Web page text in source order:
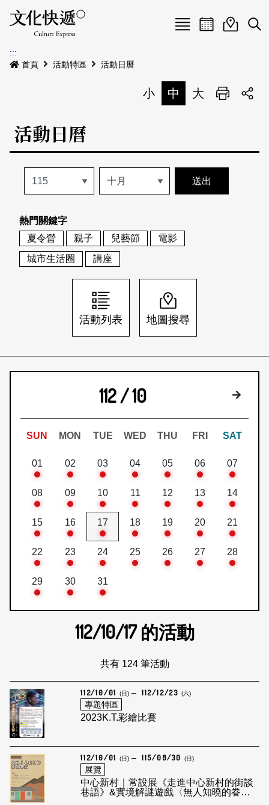
Menu
最新公告
本期專題
歷史專題
活動特區
活動列表
地圖搜尋
關於我們
關於我們
刊物索取地點
會員基本資料
刊登活動
網站導覽 English
日本語 登入/註冊
活動日曆活動地圖
展
:::
首頁
活動特區 活動日曆
小 中 大 列印
活動日曆
熱門關鍵字
夏令營
親子 兒藝節
電影
城市生活圈
講座
活動列表 地圖搜尋
112 / 10 下個月
SUN MON TUE WED THU FRI SAT
01 02 03 04 05 06 07
08 09 10 11 12 13 14
15 16 17 18 19 20 21
22 23 24 25 26 27 28
29 30 31
112/10/17的活動
共有 124 筆活動
112/10/01 (日) 112/12/23 (六)
專題特區
2023K.T.彩繪比賽
112/10/01 (日) 115/08/30 (日)
展覽
中心新村｜常設展《走進中心新村的街談
巷語》&實境解謎遊戲〈無人知曉的眷